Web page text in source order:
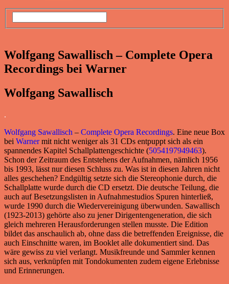
Wolfgang Sawallisch – Complete Opera
Recordings bei Warner
Wolfgang Sawallisch
.
Wolfgang Sawallisch – Complete Opera Recordings. Eine neue Box
bei Warnermit nicht weniger als 31 CDs entpuppt sich als ein
spannendes Kapitel Schallplattengeschichte (5054197949463).
Schon der Zeitraum des Entstehens der Aufnahmen, nämlich 1956
bis 1993, lässt nur diesen Schluss zu. Was ist in diesen Jahren nicht
alles geschehen? Endgültig setzte sich die Stereophonie durch, die
Schallplatte wurde durch die CD ersetzt. Die deutsche Teilung, die
auch auf Besetzungslisten in Aufnahmestudios Spuren hinterließ,
wurde 1990 durch die Wiedervereinigung überwunden. Sawallisch
(1923-2013) gehörte also zu jener Dirigentengeneration, die sich
gleich mehreren Herausforderungen stellen musste. Die Edition
bildet das anschaulich ab, ohne dass die betreffenden Ereignisse, die
auch Einschnitte waren, im Booklet alle dokumentiert sind. Das
wäre gewiss zu viel verlangt. Musikfreunde und Sammler kennen
sich aus, verknüpfen mit Tondokumenten zudem eigene Erlebnisse
und Erinnerungen.